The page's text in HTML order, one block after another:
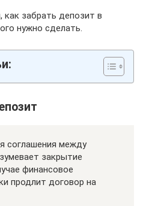
забрать депозит в
нужно сделать.
соглашения между
закрытие
финансовое
продлит договор на